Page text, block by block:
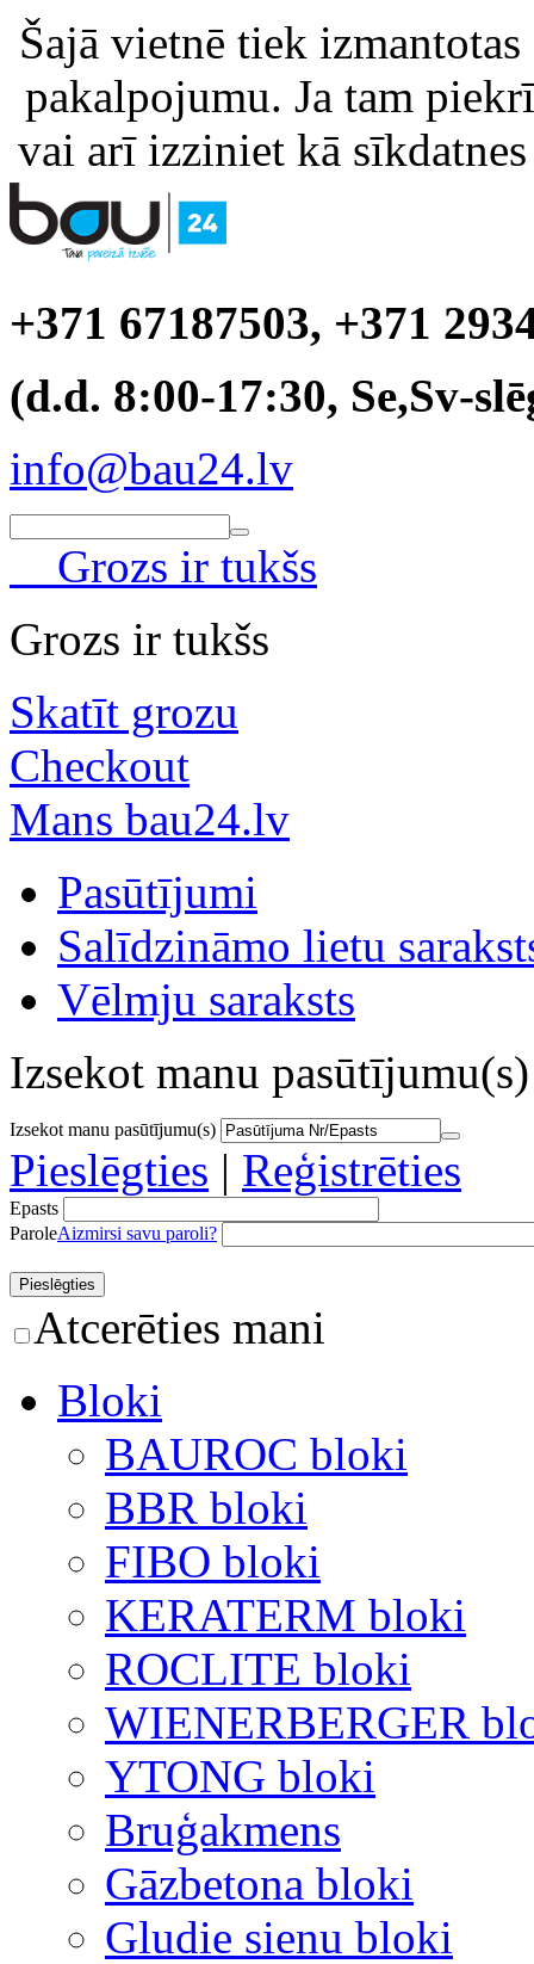
Šajā vietnē tiek
pakalpojumu. Ja tam
vai arī izziniet kā
+371 67187503, +371
(d.d. 8:00-17:30, Se,Sv-
info@bau24.lv
Grozs ir tukšs
Grozs ir tukšs
Skatīt grozu
Checkout
Mans bau24.lv
Pasūtījumi
Salīdzināmo lietu
Vēlmju saraksts
Izsekot manu pasūtījumu(s)
Izsekot manu pasūtījumu(s)
Pieslēgties | Reģistrēties
Epasts
ParoleAizmirsi savu paroli?
Atcerēties mani
Bloki
BAUROC bloki
BBR bloki
FIBO bloki
KERATERM bloki
ROCLITE bloki
WIENERBERGER
YTONG bloki
Bruģakmens
Gāzbetona bloki
Gludie sienu bloki